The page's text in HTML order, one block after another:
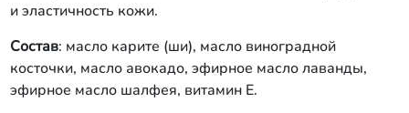
и эластичность кожи.
Состав: масло карите (ши), масло виноградной
косточки, масло авокадо, эфирное масло лаванды,
эфирное масло шалфея, витамин Е.